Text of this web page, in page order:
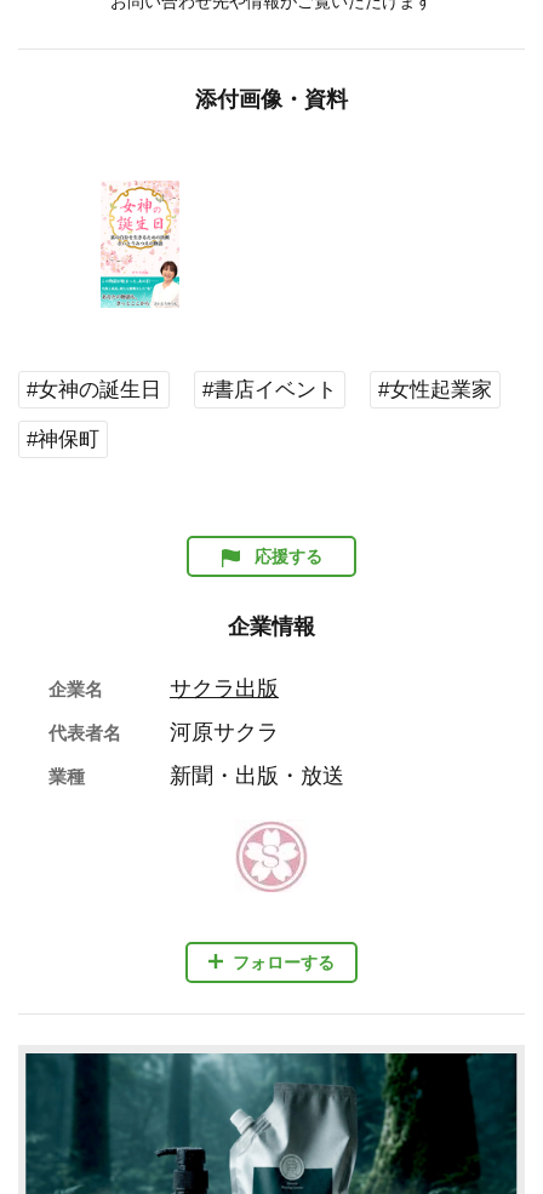
添付画像・資料
#女神の誕生日 #書店イベント #女性起業家
#神保町
応援する
企業情報
フォローする
企業名 サクラ出版
代表者名 河原サクラ
業種 新聞・出版・放送